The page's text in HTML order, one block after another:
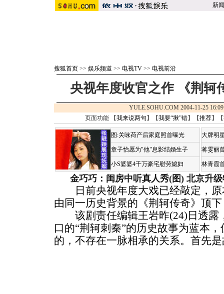
新闻
搜狐首页 >> 娱乐频道 >> 电视TV >> 电视前沿
央视年度收官之作 《荆轲
YULE.SOHU.COM 2004-11-25
页面功能 【我来说两句 】【我要“揪”错】【推荐】
图:关咏荷产后家庭照首曝光
章子怡愿为"他"息影结婚生子
小S婆婆4千万豪宅慰劳媳妇
大牌明
蒋雯丽
林青霞
金巧巧：闺房中听真人秀(图) 北京升
日前央视年度大戏已经敲定，原
由同一历史背景的《荆轲传奇》顶
该剧责任编辑王岩昨(24)日透露
口的“荆轲刺秦”的历史故事为蓝本
的，不存在一脉相承的关系。首先